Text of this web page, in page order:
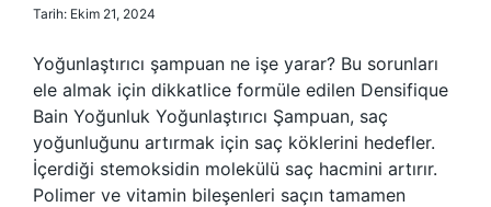
Tarih: Ekim 21, 2024
Yoğunlaştırıcı şampuan ne işe yarar? Bu sorunları
ele almak için dikkatlice formüle edilen Densifique
Bain Yoğunluk Yoğunlaştırıcı Şampuan, saç
yoğunluğunu artırmak için saç köklerini hedefler.
İçerdiği stemoksidin molekülü saç hacmini artırır.
Polimer ve vitamin bileşenleri saçın tamamen